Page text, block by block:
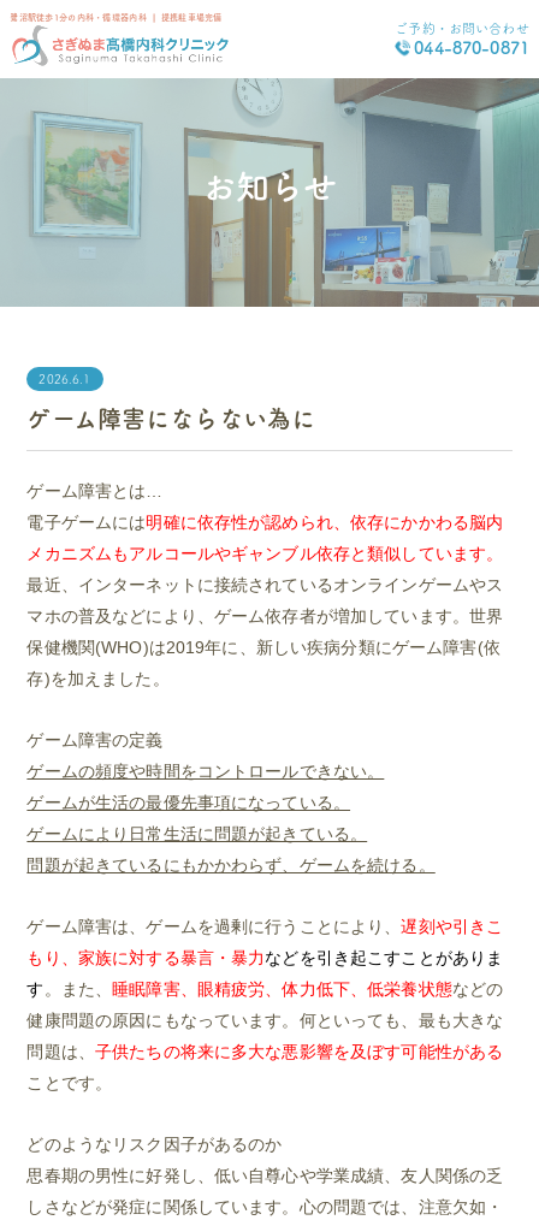
鷺沼駅徒歩1分の内科・循環器内科 ❘ 提携駐車場完備
ご予約・お問い合わせ
044-870-0871
お知らせ
2026.6.1
ゲーム障害にならない為に
ゲーム障害とは…
電子ゲームには明確に依存性が認められ、依存にかかわる脳内
メカニズムもアルコールやギャンブル依存と類似しています。
最近、インターネットに接続されているオンラインゲームやス
マホの普及などにより、ゲーム依存者が増加しています。世界
保健機関(WHO)は2019年に、新しい疾病分類にゲーム障害(依
存)を加えました。
ゲーム障害の定義
ゲームの頻度や時間をコントロールできない。
ゲームが生活の最優先事項になっている。
ゲームにより日常生活に問題が起きている。
問題が起きているにもかかわらず、ゲームを続ける。
ゲーム障害は、ゲームを過剰に行うことにより、遅刻や引きこ
もり、家族に対する暴言・暴力などを引き起こすことがありま
す 。また、 睡眠障害、眼精疲労、体力低下、低栄養状態などの
健康問題の原因にもなっています。何といっても、最も大きな
問題は、 子供たちの将来に多大な悪影響を及ぼす可能性がある
ことです。
どのようなリスク因子があるのか
思春期の男性に好発し、低い自尊心や学業成績、友人関係の乏
しさなどが発症に関係しています。心の問題では、注意欠如・